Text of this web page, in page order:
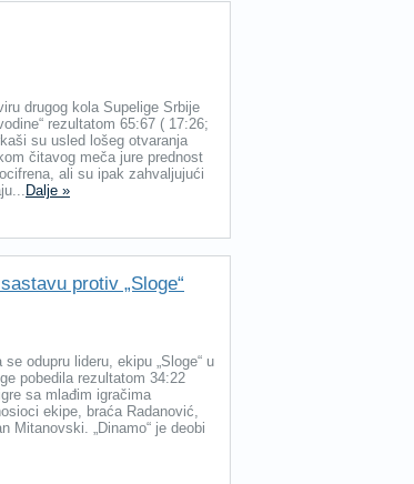
drugog kola Supelige Srbije
rezultatom 65:67 ( 17:26;
su usled lošeg otvaranja
čitavog meča jure prednost
ali su ipak zahvaljujući
Dalje »
protiv „Sloge“
odupru lideru, ekipu „Sloge“ u
pobedila rezultatom 34:22
sa mlađim igračima
ekipe, braća Radanović,
Mitanovski. „Dinamo“ je deobi